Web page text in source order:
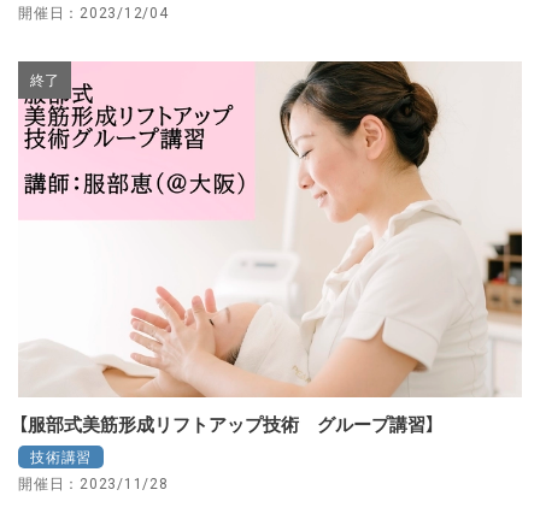
開催日：2023/12/04
終了
【服部式美筋形成リフトアップ技術 グループ講習】
技術講習
開催日：2023/11/28